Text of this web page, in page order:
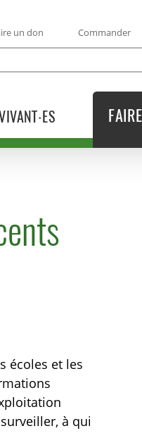
un don Commander
écoles et les
à qui